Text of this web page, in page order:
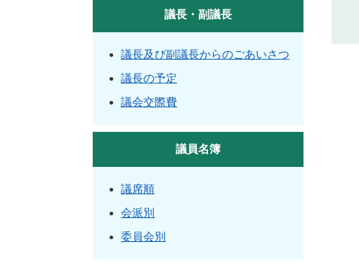
議長・副議長
議長及び副議長からのごあいさつ
議長の予定
議会交際費
議員名簿
議席順
会派別
委員会別